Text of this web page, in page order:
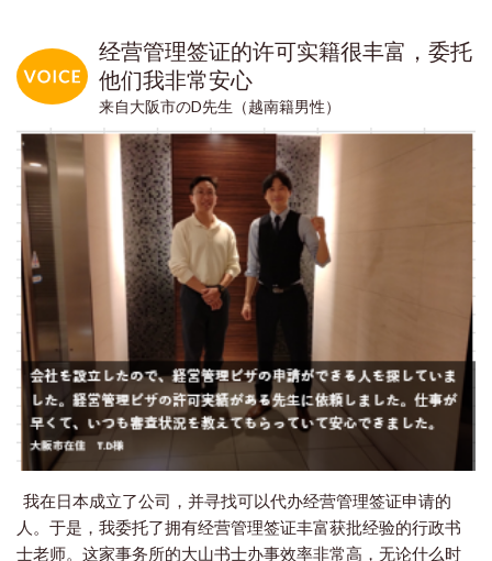
经营管理签证的许可实籍很丰富，委托
他们我非常安心
来自大阪市のD先生（越南籍男性）
我在日本成立了公司，并寻找可以代办经营管理签证申请的
人。于是，我委托了拥有经营管理签证丰富获批经验的行政书
士老师。这家事务所的大山书士办事效率非常高，无论什么时